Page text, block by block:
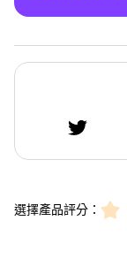
選擇產品評分：